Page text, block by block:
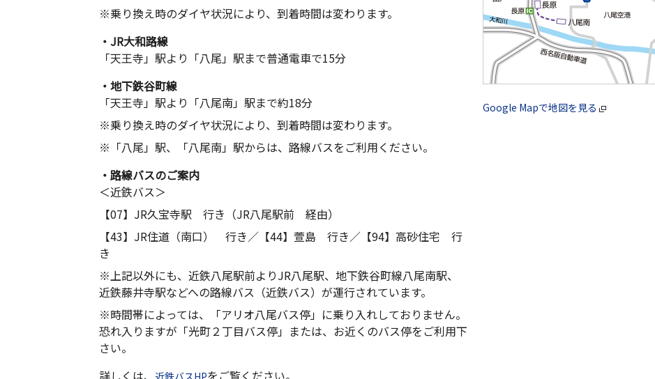
※乗り換え時のダイヤ状況により、到着時間は変わります。
・JR大和路線
「天王寺」駅より「八尾」駅まで普通電車で15分
・地下鉄谷町線
「天王寺」駅より「八尾南」駅まで約18分
※乗り換え時のダイヤ状況により、到着時間は変わります。
※「八尾」駅、「八尾南」駅からは、路線バスをご利用ください。
・路線バスのご案内
＜近鉄バス＞
【07】JR久宝寺駅 行き（JR八尾駅前 経由）
【43】JR住道（南口） 行き／【44】萱島 行き／【94】高砂住宅 行
き
※上記以外にも、近鉄八尾駅前よりJR八尾駅、地下鉄谷町線八尾南駅、
近鉄藤井寺駅などへの路線バス（近鉄バス）が運行されています。
※時間帯によっては、「アリオ八尾バス停」に乗り入れしておりません。
恐れ入りますが「光町２丁目バス停」または、お近くのバス停をご利用下
さい。
詳しくは、 近鉄バスHPをご覧ください。
Google Mapで地図を見る